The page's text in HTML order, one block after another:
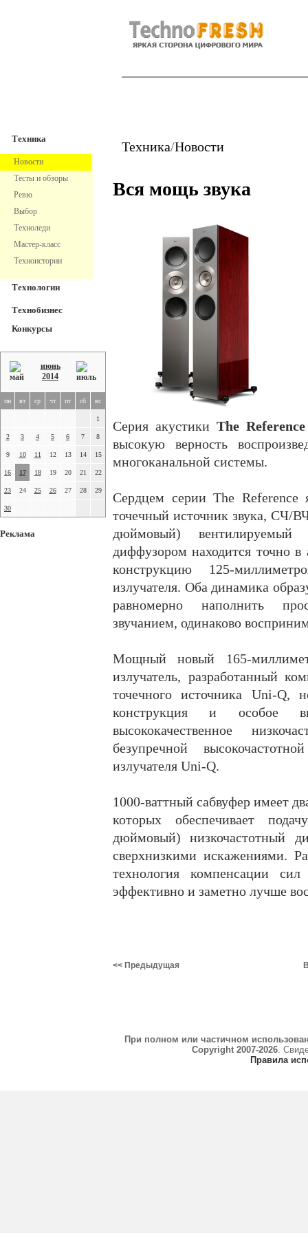
Техника
Новости
Тесты и обзоры
Ревю
Выбор
Техноледи
Мастер-класс
Техноистории
Технологии
Технобизнес
Конкурсы
июнь
2014
пн вт ср чт пт сб вс
1
2 3 4 5 6 7 8
9 10 11 12 13 14 15
16 17 18 19 20 21 22
23 24 25 26 27 28 29
30
Реклама
Техника/Новости
Вся мощь звука
Серия акустики The Reference
высокую верность
многоканальной системы.
Сердцем серии The Reference
точечный источник звука, СЧ/
дюймовый)
диффузором находится точно
конструкцию 125-
излучателя. Оба динамика
равномерно наполнить
звучанием, одинаково
Мощный новый 165-
излучатель, разработанный
точечного источника Uni-Q,
конструкция и особое
высококачественное
безупречной
излучателя Uni-Q.
1000-ваттный сабвуфер имеет
которых обеспечивает
дюймовый) низкочастотный
сверхнизкими искажениями.
технология компенсации сил
эффективно и заметно лучше
<< Предыдущая
При полном или частичном
Copyright 2007-2026.
Правила